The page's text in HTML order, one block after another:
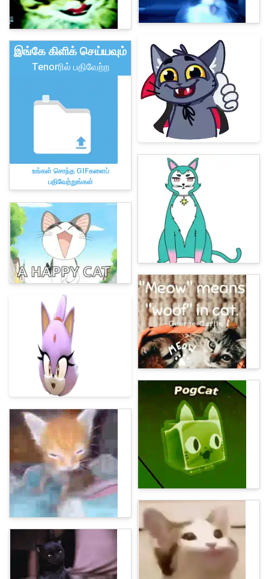
இங்கே கிளிக் செய்யவும்
Tenorரில் பதிவேற்ற
உங்கள் சொந்த GIFகளைப்
பதிவேற்றுங்கள்